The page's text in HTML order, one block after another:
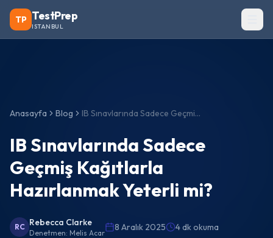
TP TestPrep
ISTANBUL
Anasayfa Blog IB Sınavlarında Sadece Geçmiş Kağıtlarla Hazırlanmak Yeterli mi?
IB Sınavlarında Sadece
Geçmiş Kağıtlarla
Hazırlanmak Yeterli mi?
RC Rebecca Clarke
Denetmen: Melis Acar
8 Aralık 2025 4 dk okuma